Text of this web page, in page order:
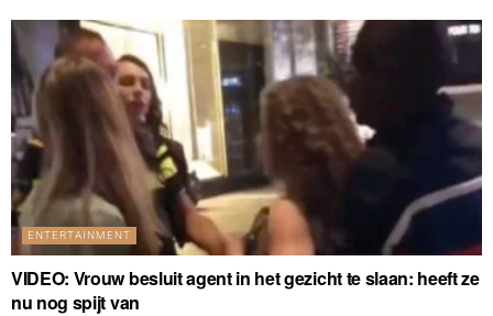
ENTERTAINMENT
VIDEO: Vrouw besluit agent in het gezicht te slaan: heeft ze
nu nog spijt van